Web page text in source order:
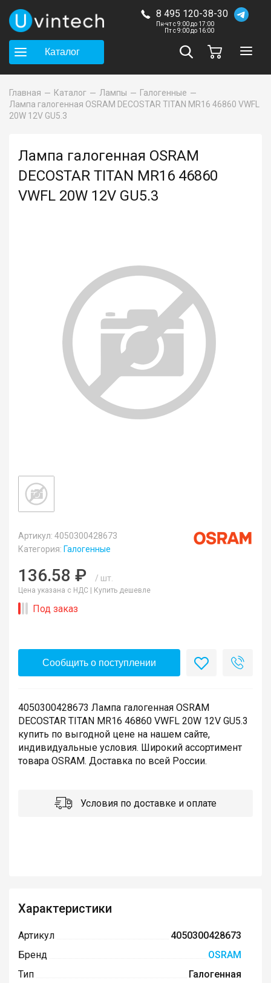
8 495 120-38-30
Пн-чт с 9:00 до 17:00
Пт с 9:00 до 16:00
Каталог
Главная Каталог Лампы
Галогенные
Лампа галогенная OSRAM DECOSTAR TITAN MR16 46860 VWFL
20W 12V GU5.3
Лампа галогенная OSRAM
DECOSTAR TITAN MR16 46860
VWFL 20W 12V GU5.3
Артикул: 4050300428673
Категория: Галогенные
136.58 ₽ / шт.
Цена указана с НДС | Купить дешевле
Под заказ
Сообщить о поступлении
4050300428673 Лампа галогенная OSRAM
DECOSTAR TITAN MR16 46860 VWFL 20W 12V GU5.3
купить по выгодной цене на нашем сайте,
индивидуальные условия. Широкий ассортимент
товара OSRAM. Доставка по всей России.
Условия по доставке и оплате
Характеристики
Артикул
4050300428673
Бренд
OSRAM
Тип
Галогенная